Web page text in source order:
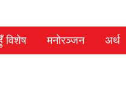
विशेष मनोरञ्जन अर्थ